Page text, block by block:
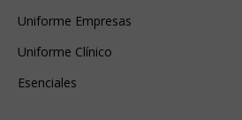
Uniforme Empresas
Uniforme Clínico
Esenciales